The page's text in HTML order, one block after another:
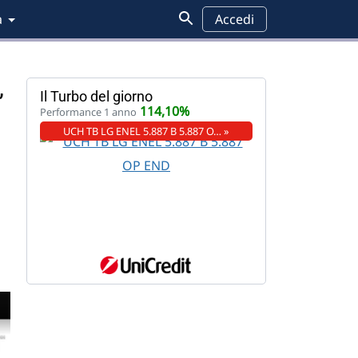
Accedi
Il Turbo del giorno
Performance 1 anno 114,10%
UCH TB LG ENEL 5.887 B 5.887 O… »